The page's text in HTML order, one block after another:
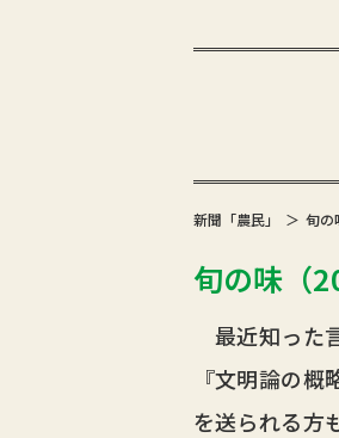
新聞「農民」 旬の
旬の味（
最近知った
『文明論の
を送られる方